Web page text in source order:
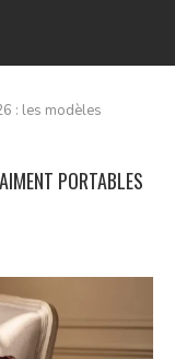
: les modèles
PORTABLES